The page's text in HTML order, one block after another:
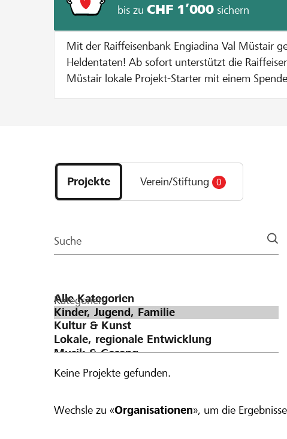
bis zu CHF 1’000sichern
Mit der Raiffeisenbank Engiadina Val Müstair
Heldentaten! Ab sofort unterstützt die Raiffeisenbank Engiadina Val
Müstair lokale Projekt-Starter mit einem
entweder 10 % vom Mindestbetrag erreicht sind
maximale Zustupf aus dem Spendentopf von
pauschal CHF 100 dazugegeben, was einen
ergibt.
Projekte
und
Organisationen
Projekte Verein/Stiftung 0
Suche
Kategorien
Keine Projekte gefunden.
Wechsle zu «Organisationen», um die